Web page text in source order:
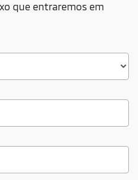
que entraremos em